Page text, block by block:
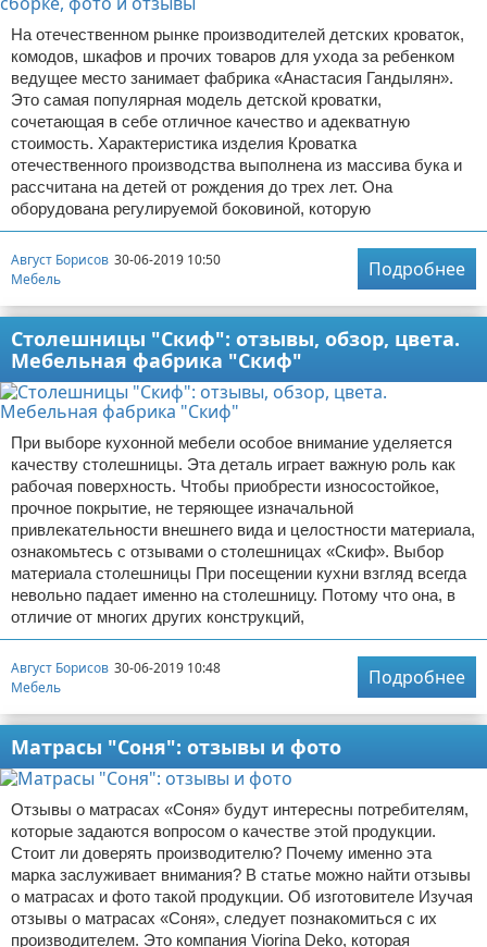
На отечественном рынке производителей детских кроваток,
комодов, шкафов и прочих товаров для ухода за ребенком
ведущее место занимает фабрика «Анастасия Гандылян».
Это самая популярная модель детской кроватки,
сочетающая в себе отличное качество и адекватную
стоимость. Характеристика изделия Кроватка
отечественного производства выполнена из массива бука и
рассчитана на детей от рождения до трех лет. Она
оборудована регулируемой боковиной, которую
Август Борисов 30-06-2019 10:50
Мебель
Подробнее
Столешницы "Скиф": отзывы, обзор, цвета.
Мебельная фабрика "Скиф"
При выборе кухонной мебели особое внимание уделяется
качеству столешницы. Эта деталь играет важную роль как
рабочая поверхность. Чтобы приобрести износостойкое,
прочное покрытие, не теряющее изначальной
привлекательности внешнего вида и целостности материала,
ознакомьтесь с отзывами о столешницах «Скиф». Выбор
материала столешницы При посещении кухни взгляд всегда
невольно падает именно на столешницу. Потому что она, в
отличие от многих других конструкций,
Август Борисов 30-06-2019 10:48
Мебель
Подробнее
Матрасы "Соня": отзывы и фото
Отзывы о матрасах «Соня» будут интересны потребителям,
которые задаются вопросом о качестве этой продукции.
Стоит ли доверять производителю? Почему именно эта
марка заслуживает внимания? В статье можно найти отзывы
о матрасах и фото такой продукции. Об изготовителе Изучая
отзывы о матрасах «Соня», следует познакомиться с их
производителем. Это компания Viorina Deko, которая